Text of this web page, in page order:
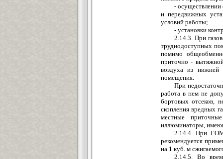
-
и передвижных
условий работы;
- установки
2.14.3. При
труднодоступных
помимо
приточно -
воздуха из нижней
помещения.
При
работа в нем не
бортовых отсеков,
скопления вредных
местные
иллюминаторы,
2.14.4. При ГОМ
рекомендуется
на 1 куб. м
2.14.5. Во